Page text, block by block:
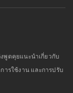
พูดคุยแนะนำเกี่ยวกับ
ารใช้งาน และการปรับ